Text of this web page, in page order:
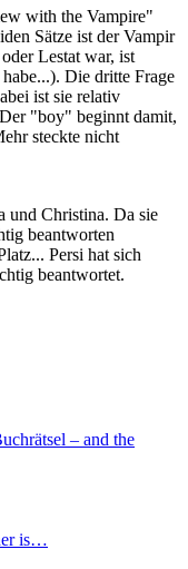
with the Vampire"
Sätze ist der Vampir
Lestat war, ist
Die dritte Frage
ist sie relativ
"boy" beginnt damit,
steckte nicht
und Christina. Da sie
beantworten
Persi hat sich
beantwortet.
– and the
is…